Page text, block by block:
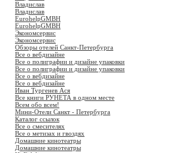
Владислав
Владислав
EurohelpGMBH
EurohelpGMBH
Экономсервис
Экономсервис
Обзоры отелей Санкт-Петербурга
Все о вебдизайне
Все о полиграфии и дизайне упаковки
Все о полиграфии и дизайне упаковки
Все о вебдизайне
Все о вебдизайне
Иван Тургенев Ася
Все книги РУНЕТА в одном месте
Всем обо всем!
Мини-Отели Санкт - Петербурга
Каталог ссылок
Все о смесителях
Все о метизах и гвоздях
Домашние кинотеатры
Домашние кинотеатры